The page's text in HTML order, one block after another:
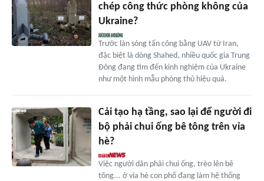
chép công thức phòng không của
Ukraine?
Trước làn sóng tấn công bằng UAV từ Iran,
đặc biệt là dòng Shahed, nhiều quốc gia Trung
Đông đang tìm đến kinh nghiệm của Ukraine
như một hình mẫu phòng thủ hiệu quả.
Cải tạo hạ tầng, sao lại để người đi
bộ phải chui ống bê tông trên vỉa
hè?
Việc người dân phải chui ống, trèo lên bê
tông... ở vỉa hè con phố đang làm hệ thống